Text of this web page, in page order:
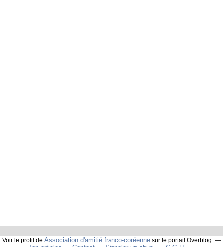
Voir le profil de Association d'amitié franco-coréenne sur le portail Overblog